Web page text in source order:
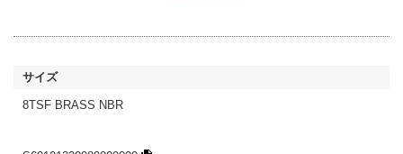
8TSF BRASS NBR